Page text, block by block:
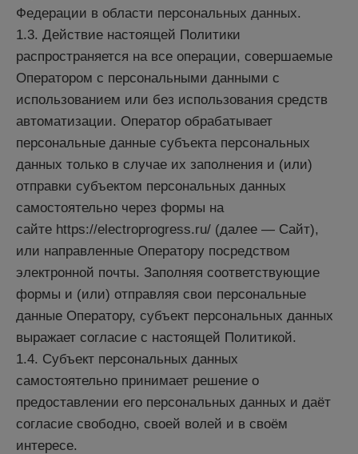
Федерации в области персональных данных.
1.3. Действие настоящей Политики
распространяется на все операции, совершаемые
Оператором с персональными данными с
использованием или без использования средств
автоматизации. Оператор обрабатывает
персональные данные субъекта персональных
данных только в случае их заполнения и (или)
отправки субъектом персональных данных
самостоятельно через формы на
сайте https://electroprogress.ru/ (далее — Сайт),
или направленные Оператору посредством
электронной почты. Заполняя соответствующие
формы и (или) отправляя свои персональные
данные Оператору, субъект персональных данных
выражает согласие с настоящей Политикой.
1.4. Субъект персональных данных
самостоятельно принимает решение о
предоставлении его персональных данных и даёт
согласие свободно, своей волей и в своём
интересе.